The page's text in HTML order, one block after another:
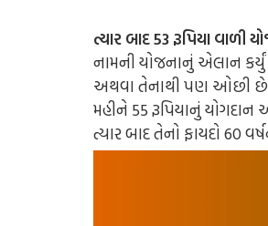
ત્યાર બાદ 53 રૂપિયા વાળી
નામની યોજનાનું એલાન
અથવા તેનાથી પણ ઓછી છે.
મહીને 55 રૂપિયાનું
ત્યાર બાદ તેનો ફાયદો 60